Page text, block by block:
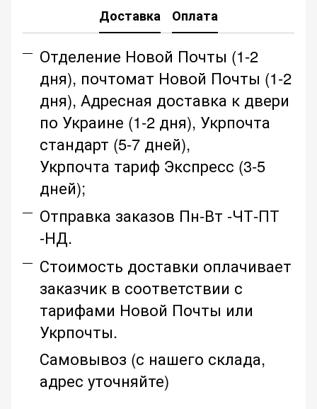
Доставка Оплата
Отделение Новой Почты (1-2
дня), почтомат Новой Почты (1-2
дня), Адресная доставка к двери
по Украине (1-2 дня), Укрпочта
стандарт (5-7 дней),
Укрпочта тариф Экспресс (3-5
дней);
Отправка заказов Пн-Вт -ЧТ-ПТ
-НД.
Стоимость доставки оплачивает
заказчик в соответствии с
тарифами Новой Почты или
Укрпочты.
Самовывоз (с нашего склада,
адрес уточняйте)